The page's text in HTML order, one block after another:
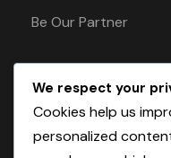
Be Our Partner
Pay Safely
We respect your
Cookies help us
personalized